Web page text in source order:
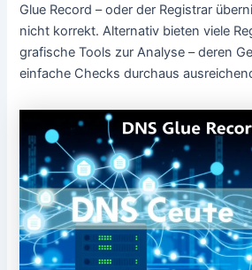
Glue Record – oder der Registrar
nicht korrekt. Alternativ bieten viele
grafische Tools zur Analyse – deren
einfache Checks durchaus